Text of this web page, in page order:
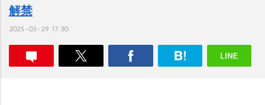
解禁
2025-03-29 17:30